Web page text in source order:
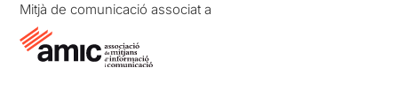
Mitjà de comunicació associat a